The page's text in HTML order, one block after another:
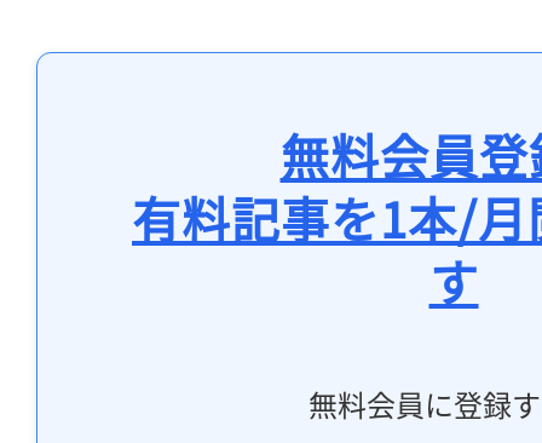
無料会員
有料記事を1本/
す
無料会員に登録